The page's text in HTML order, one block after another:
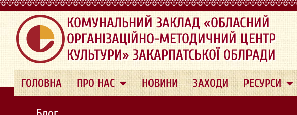
.
КОМУНАЛЬНИЙ ЗАКЛАД «ОБЛАСНИЙ
ОРГАНІЗАЦІЙНО-МЕТОДИЧНИЙ ЦЕНТР
КУЛЬТУРИ» ЗАКАРПАТСЬКОЇ ОБЛРАДИ
ГОЛОВНА ПРО НАС НОВИНИ ЗАХОДИ РЕСУРСИ